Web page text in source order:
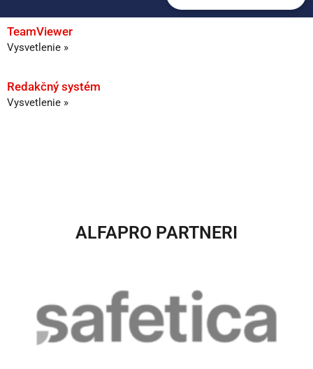
TeamViewer
Vysvetlenie »
Redakčný systém
Vysvetlenie »
ALFAPRO PARTNERI​